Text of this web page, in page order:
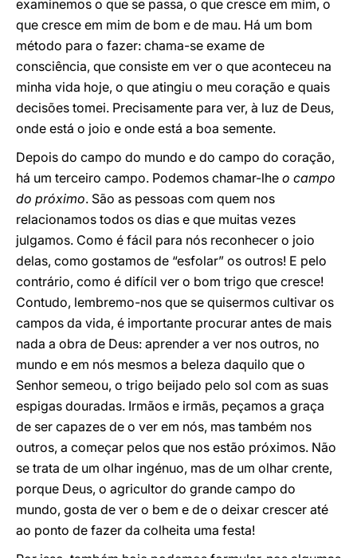
examinemos o que se passa, o que cresce em mim, o
que cresce em mim de bom e de mau. Há um bom
método para o fazer: chama-se exame de
consciência, que consiste em ver o que aconteceu na
minha vida hoje, o que atingiu o meu coração e quais
decisões tomei. Precisamente para ver, à luz de Deus,
onde está o joio e onde está a boa semente.
Depois do campo do mundo e do campo do coração,
há um terceiro campo. Podemos chamar-lhe o campo
do próximo. São as pessoas com quem nos
relacionamos todos os dias e que muitas vezes
julgamos. Como é fácil para nós reconhecer o joio
delas, como gostamos de “esfolar” os outros! E pelo
contrário, como é difícil ver o bom trigo que cresce!
Contudo, lembremo-nos que se quisermos cultivar os
campos da vida, é importante procurar antes de mais
nada a obra de Deus: aprender a ver nos outros, no
mundo e em nós mesmos a beleza daquilo que o
Senhor semeou, o trigo beijado pelo sol com as suas
espigas douradas. Irmãos e irmãs, peçamos a graça
de ser capazes de o ver em nós, mas também nos
outros, a começar pelos que nos estão próximos. Não
se trata de um olhar ingénuo, mas de um olhar crente,
porque Deus, o agricultor do grande campo do
mundo, gosta de ver o bem e de o deixar crescer até
ao ponto de fazer da colheita uma festa!